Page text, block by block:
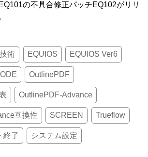
の不具合修正パッチEQ102がリリ
術 EQUIOS EQUIOS Ver6
OutlinePDF
OutlinePDF-Advance
互換性 SCREEN Trueflow
終了 システム設定